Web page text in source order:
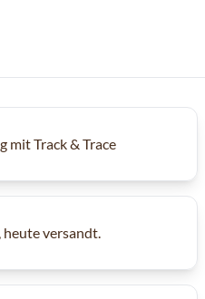
mit Track & Trace
versandt.